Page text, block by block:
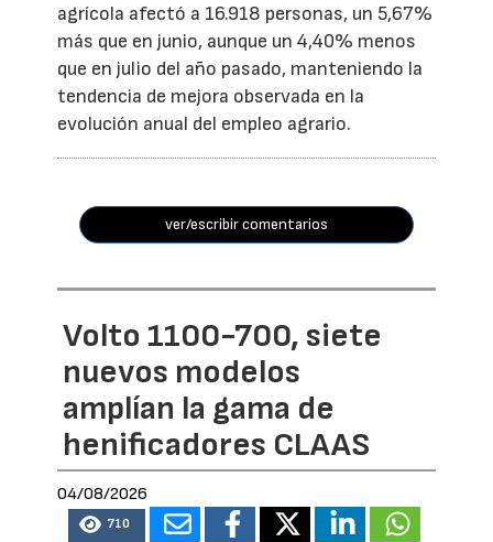
agrícola afectó a 16.918 personas, un 5,67%
más que en junio, aunque un 4,40% menos
que en julio del año pasado, manteniendo la
tendencia de mejora observada en la
evolución anual del empleo agrario.
ver/escribir comentarios
Volto 1100-700, siete
nuevos modelos
amplían la gama de
henificadores CLAAS
04/08/2026
710